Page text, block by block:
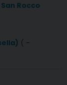
Rocco
( -